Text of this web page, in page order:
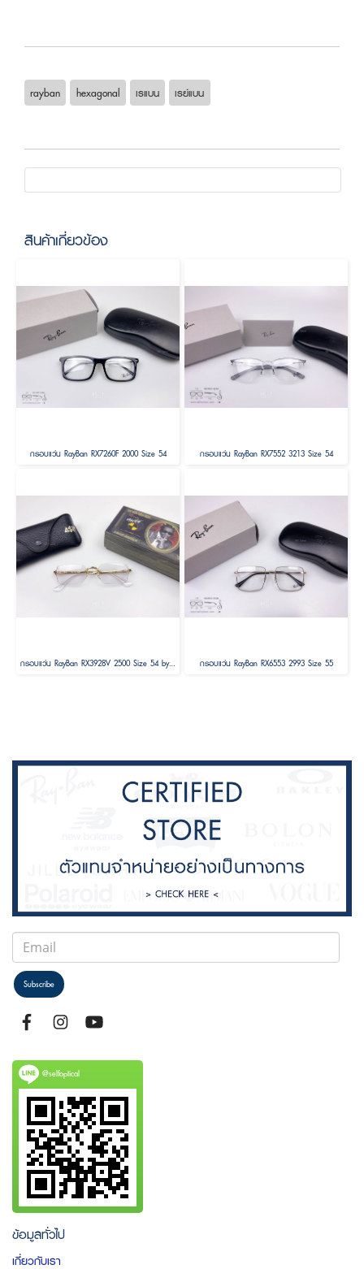
rayban hexagonal เรแบน เรย์แบน
สินค้าเกี่ยวข้อง
กรอบแว่น RayBan RX7260F 2000 Size 54 กรอบแว่น RayBan RX7552 3213 Size 54
กรอบแว่น RayBan RX3928V 2500 Size 54 by A$AP ASAP Rocky กรอบแว่น RayBan RX6553 2993 Size 55
Subscribe
@selfoptical
ข้อมูลทั่วไป
เกี่ยวกับเรา